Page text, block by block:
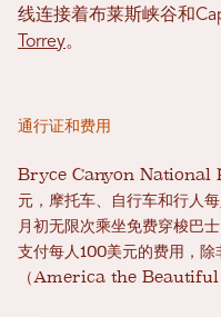
线连接着布莱斯峡谷和
Torrey。
通行证和费用
Bryce Canyon National
元，摩托车、自行车和行人
月初无限次乘坐免费穿梭巴
支付每人100美元的费用，除
（America the Beautiful